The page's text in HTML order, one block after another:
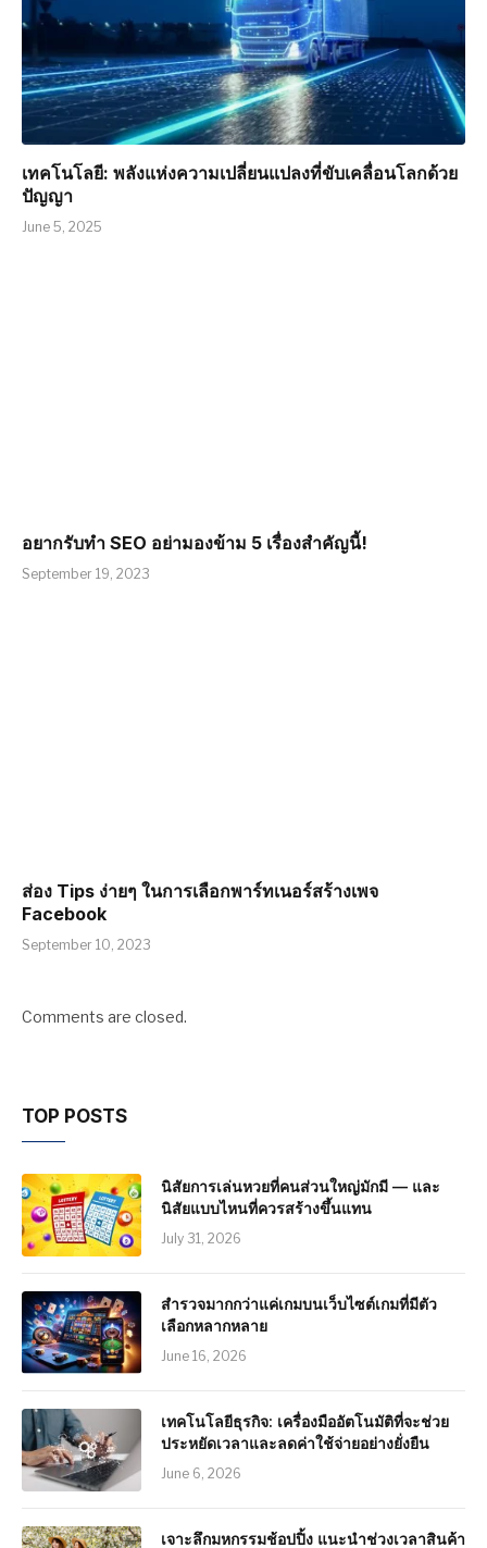
เทคโนโลยี: พลังแห่งความเปลี่ยนแปลงที่ขับเคลื่อนโลกด้วย
ปัญญา
June 5, 2025
อยากรับทำ SEO อย่ามองข้าม 5 เรื่องสำคัญนี้!
September 19, 2023
ส่อง Tips ง่ายๆ ในการเลือกพาร์ทเนอร์สร้างเพจ
Facebook
September 10, 2023
Comments are closed.
TOP POSTS
นิสัยการเล่นหวยที่คนส่วนใหญ่มักมี — และ
นิสัยแบบไหนที่ควรสร้างขึ้นแทน
July 31, 2026
สำรวจมากกว่าแค่เกมบนเว็บไซต์เกมที่มีตัว
เลือกหลากหลาย
June 16, 2026
เทคโนโลยีธุรกิจ: เครื่องมืออัตโนมัติที่จะช่วย
ประหยัดเวลาและลดค่าใช้จ่ายอย่างยั่งยืน
June 6, 2026
เจาะลึกมหกรรมช้อปปิ้ง แนะนำช่วงเวลาสินค้า